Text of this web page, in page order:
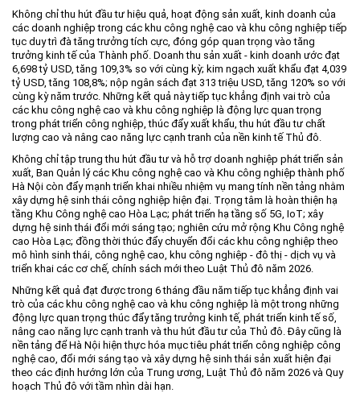
Không chỉ thu hút đầu tư hiệu quả, hoạt động sản xuất, kinh doanh của
các doanh nghiệp trong các khu công nghệ cao và khu công nghiệp tiếp
tục duy trì đà tăng trưởng tích cực, đóng góp quan trọng vào tăng
trưởng kinh tế của Thành phố. Doanh thu sản xuất - kinh doanh ước đạt
6,698 tỷ USD, tăng 109,3% so với cùng kỳ; kim ngạch xuất khẩu đạt 4,039
tỷ USD, tăng 108,8%; nộp ngân sách đạt 313 triệu USD, tăng 120% so với
cùng kỳ năm trước. Những kết quả này tiếp tục khẳng định vai trò của
các khu công nghệ cao và khu công nghiệp là động lực quan trọng
trong phát triển công nghiệp, thúc đẩy xuất khẩu, thu hút đầu tư chất
lượng cao và nâng cao năng lực cạnh tranh của nền kinh tế Thủ đô.
Không chỉ tập trung thu hút đầu tư và hỗ trợ doanh nghiệp phát triển sản
xuất, Ban Quản lý các Khu công nghệ cao và Khu công nghiệp thành phố
Hà Nội còn đẩy mạnh triển khai nhiều nhiệm vụ mang tính nền tảng nhằm
xây dựng hệ sinh thái công nghiệp hiện đại. Trọng tâm là hoàn thiện hạ
tầng Khu Công nghệ cao Hòa Lạc; phát triển hạ tầng số 5G, IoT; xây
dựng hệ sinh thái đổi mới sáng tạo; nghiên cứu mở rộng Khu Công nghệ
cao Hòa Lạc; đồng thời thúc đẩy chuyển đổi các khu công nghiệp theo
mô hình sinh thái, công nghệ cao, khu công nghiệp - đô thị - dịch vụ và
triển khai các cơ chế, chính sách mới theo Luật Thủ đô năm 2026.
Những kết quả đạt được trong 6 tháng đầu năm tiếp tục khẳng định vai
trò của các khu công nghệ cao và khu công nghiệp là một trong những
động lực quan trọng thúc đẩy tăng trưởng kinh tế, phát triển kinh tế số,
nâng cao năng lực cạnh tranh và thu hút đầu tư của Thủ đô. Đây cũng là
nền tảng để Hà Nội hiện thực hóa mục tiêu phát triển công nghiệp công
nghệ cao, đổi mới sáng tạo và xây dựng hệ sinh thái sản xuất hiện đại
theo các định hướng lớn của Trung ương, Luật Thủ đô năm 2026 và Quy
hoạch Thủ đô với tầm nhìn dài hạn.